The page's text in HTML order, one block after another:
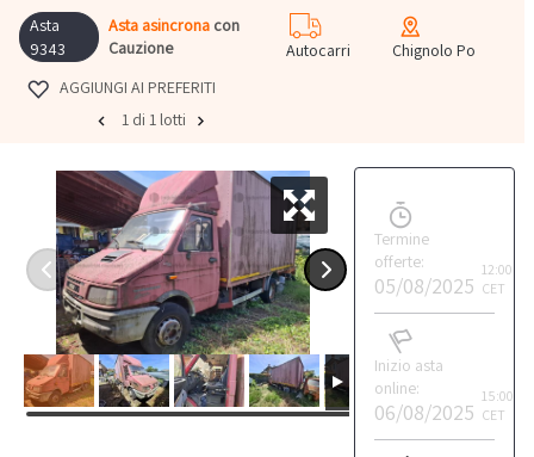
Asta
9343
Asta asincrona con
Cauzione
Autocarri
Chignolo Po
AGGIUNGI AI PREFERITI
1 di 1 lotti
Termine
offerte:
05/08/2025
12:00
CET
Inizio asta
online:
06/08/2025
15:00
CET